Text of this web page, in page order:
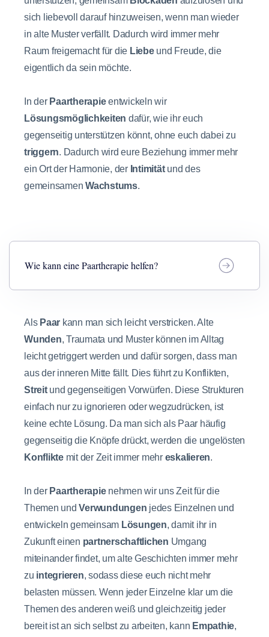
sich liebevoll darauf hinzuweisen, wenn man wieder
in alte Muster verfällt. Dadurch wird immer mehr
Raum freigemacht für die Liebeund Freude, die
eigentlich da sein möchte.
In der Paartherapieentwickeln wir
Lösungsmöglichkeiten dafür, wie ihr euch
gegenseitig unterstützen könnt, ohne euch dabei zu
triggern. Dadurch wird eure Beziehung immer mehr
ein Ort der Harmonie, der Intimitätund des
gemeinsamen Wachstums.
Wie kann eine Paartherapie helfen?
Als Paar kann man sich leicht verstricken. Alte
Wunden, Traumata und Muster können im Alltag
leicht getriggert werden und dafür sorgen, dass man
aus der inneren Mitte fällt. Dies führt zu Konflikten,
Streitund gegenseitigen Vorwürfen. Diese Strukturen
einfach nur zu ignorieren oder wegzudrücken, ist
keine echte Lösung. Da man sich als Paar häufig
gegenseitig die Knöpfe drückt, werden die ungelösten
Konfliktemit der Zeit immer mehr eskalieren.
In der Paartherapienehmen wir uns Zeit für die
Themen undVerwundungen jedes Einzelnen und
entwickeln gemeinsam Lösungen, damit ihr in
Zukunft einen partnerschaftlichen Umgang
miteinander findet, um alte Geschichten immer mehr
zu integrieren, sodass diese euch nicht mehr
belasten müssen. Wenn jeder Einzelne klar um die
Themen des anderen weiß und gleichzeitig jeder
bereit ist an sich selbst zu arbeiten, kann Empathie,